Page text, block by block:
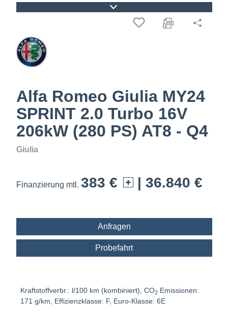
Alfa Romeo Giulia MY24
SPRINT 2.0 Turbo 16V
206kW (280 PS) AT8 - Q4
Giulia
Finanzierung mtl. 383 € | 36.840 €
Anfragen
Probefahrt
Kraftstoffverbr.: l/100 km (kombiniert), CO2Emissionen:
171 g/km, Effizienzklasse: F, Euro-Klasse: 6E